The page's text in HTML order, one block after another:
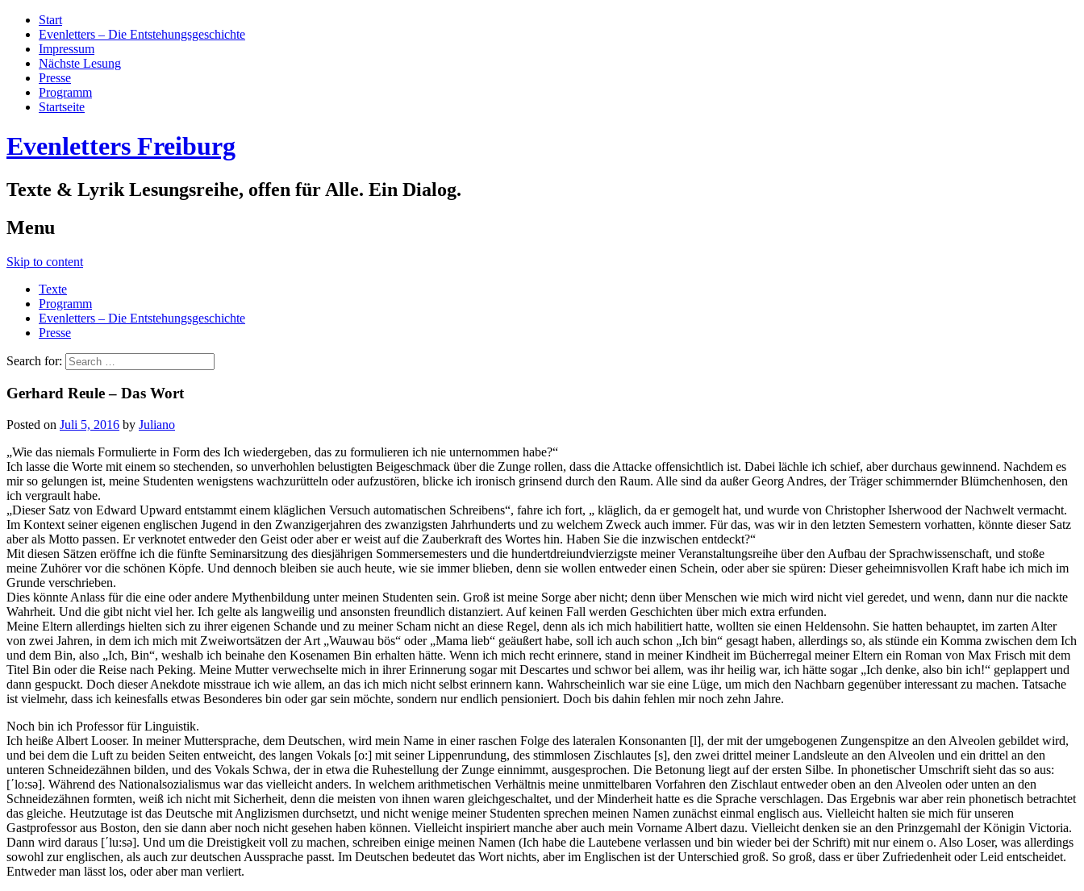
Start
Evenletters – Die Entstehungsgeschichte
Impressum
Nächste Lesung
Presse
Programm
Startseite
Evenletters Freiburg
Texte & Lyrik Lesungsreihe, offen für Alle. Ein Dialog.
Menu
Skip to content
Texte
Programm
Evenletters – Die Entstehungsgeschichte
Presse
Search for:
Gerhard Reule – Das Wort
Posted on Juli 5, 2016 by Juliano
„Wie das niemals Formulierte in Form des Ich wiedergeben, das zu formulieren ich nie unternommen habe?“
Ich lasse die Worte mit einem so stechenden, so unverhohlen belustigten Beigeschmack über die Zunge rollen, dass die Attacke offensichtlich ist. Dabei lächle ich schief, aber durchaus gewinnend. Nachdem es
mir so gelungen ist, meine Studenten wenigstens wachzurütteln oder aufzustören, blicke ich ironisch grinsend durch den Raum. Alle sind da außer Georg Andres, der Träger schimmernder Blümchenhosen, den
ich vergrault habe.
„Dieser Satz von Edward Upward entstammt einem kläglichen Versuch automatischen Schreibens“, fahre ich fort, „ kläglich, da er gemogelt hat, und wurde von Christopher Isherwood der Nachwelt vermacht.
Im Kontext seiner eigenen englischen Jugend in den Zwanzigerjahren des zwanzigsten Jahrhunderts und zu welchem Zweck auch immer. Für das, was wir in den letzten Semestern vorhatten, könnte dieser Satz
aber als Motto passen. Er verknotet entweder den Geist oder aber er weist auf die Zauberkraft des Wortes hin. Haben Sie die inzwischen entdeckt?“
Mit diesen Sätzen eröffne ich die fünfte Seminarsitzung des diesjährigen Sommersemesters und die hundertdreiundvierzigste meiner Veranstaltungsreihe über den Aufbau der Sprachwissenschaft, und stoße
meine Zuhörer vor die schönen Köpfe. Und dennoch bleiben sie auch heute, wie sie immer blieben, denn sie wollen entweder einen Schein, oder aber sie spüren: Dieser geheimnisvollen Kraft habe ich mich im
Grunde verschrieben.
Dies könnte Anlass für die eine oder andere Mythenbildung unter meinen Studenten sein. Groß ist meine Sorge aber nicht; denn über Menschen wie mich wird nicht viel geredet, und wenn, dann nur die nackte
Wahrheit. Und die gibt nicht viel her. Ich gelte als langweilig und ansonsten freundlich distanziert. Auf keinen Fall werden Geschichten über mich extra erfunden.
Meine Eltern allerdings hielten sich zu ihrer eigenen Schande und zu meiner Scham nicht an diese Regel, denn als ich mich habilitiert hatte, wollten sie einen Heldensohn. Sie hatten behauptet, im zarten Alter
von zwei Jahren, in dem ich mich mit Zweiwortsätzen der Art „Wauwau bös“ oder „Mama lieb“ geäußert habe, soll ich auch schon „Ich bin“ gesagt haben, allerdings so, als stünde ein Komma zwischen dem Ich
und dem Bin, also „Ich, Bin“, weshalb ich beinahe den Kosenamen Bin erhalten hätte. Wenn ich mich recht erinnere, stand in meiner Kindheit im Bücherregal meiner Eltern ein Roman von Max Frisch mit dem
Titel Bin oder die Reise nach Peking. Meine Mutter verwechselte mich in ihrer Erinnerung sogar mit Descartes und schwor bei allem, was ihr heilig war, ich hätte sogar „Ich denke, also bin ich!“ geplappert und
dann gespuckt. Doch dieser Anekdote misstraue ich wie allem, an das ich mich nicht selbst erinnern kann. Wahrscheinlich war sie eine Lüge, um mich den Nachbarn gegenüber interessant zu machen. Tatsache
ist vielmehr, dass ich keinesfalls etwas Besonderes bin oder gar sein möchte, sondern nur endlich pensioniert. Doch bis dahin fehlen mir noch zehn Jahre.
Noch bin ich Professor für Linguistik.
Ich heiße Albert Looser. In meiner Muttersprache, dem Deutschen, wird mein Name in einer raschen Folge des lateralen Konsonanten [l], der mit der umgebogenen Zungenspitze an den Alveolen gebildet wird,
und bei dem die Luft zu beiden Seiten entweicht, des langen Vokals [o:] mit seiner Lippenrundung, des stimmlosen Zischlautes [s], den zwei drittel meiner Landsleute an den Alveolen und ein drittel an den
unteren Schneidezähnen bilden, und des Vokals Schwa, der in etwa die Ruhestellung der Zunge einnimmt, ausgesprochen. Die Betonung liegt auf der ersten Silbe. In phonetischer Umschrift sieht das so aus:
[΄lo:sə]. Während des Nationalsozialismus war das vielleicht anders. In welchem arithmetischen Verhältnis meine unmittelbaren Vorfahren den Zischlaut entweder oben an den Alveolen oder unten an den
Schneidezähnen formten, weiß ich nicht mit Sicherheit, denn die meisten von ihnen waren gleichgeschaltet, und der Minderheit hatte es die Sprache verschlagen. Das Ergebnis war aber rein phonetisch betrachtet
das gleiche. Heutzutage ist das Deutsche mit Anglizismen durchsetzt, und nicht wenige meiner Studenten sprechen meinen Namen zunächst einmal englisch aus. Vielleicht halten sie mich für unseren
Gastprofessor aus Boston, den sie dann aber noch nicht gesehen haben können. Vielleicht inspiriert manche aber auch mein Vorname Albert dazu. Vielleicht denken sie an den Prinzgemahl der Königin Victoria.
Dann wird daraus [΄lu:sə]. Und um die Dreistigkeit voll zu machen, schreiben einige meinen Namen (Ich habe die Lautebene verlassen und bin wieder bei der Schrift) mit nur einem o. Also Loser, was allerdings
sowohl zur englischen, als auch zur deutschen Aussprache passt. Im Deutschen bedeutet das Wort nichts, aber im Englischen ist der Unterschied groß. So groß, dass er über Zufriedenheit oder Leid entscheidet.
Entweder man lässt los, oder aber man verliert.